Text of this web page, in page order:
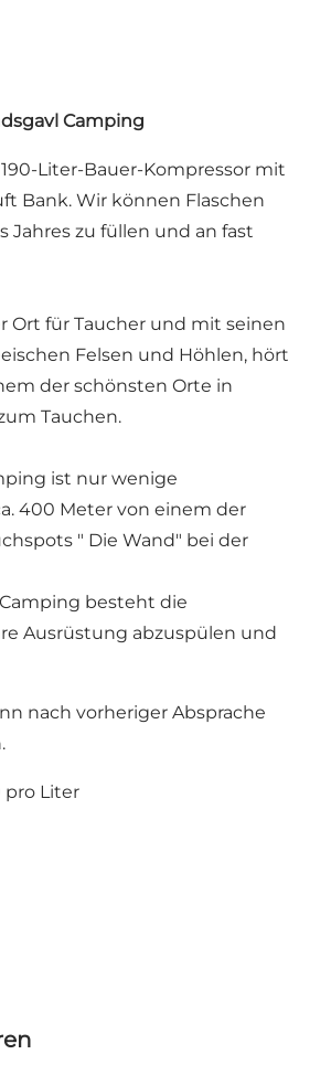
Camping
Liter-Bauer-Kompressor mit
Bank. Wir können Flaschen
Jahres zu füllen und an fast
Ort für Taucher und mit seinen
Felsen und Höhlen, hört
der schönsten Orte in
Tauchen.
ist nur wenige
400 Meter von einem der
" Die Wand" bei der
besteht die
Ausrüstung abzuspülen und
nach vorheriger Absprache
pro Liter